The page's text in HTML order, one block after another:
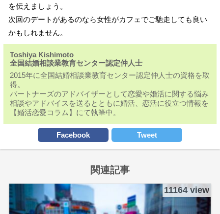
を伝えましょう。
次回のデートがあるのなら女性がカフェでご馳走しても良い
かもしれません。
Toshiya Kishimoto
全国結婚相談業教育センター認定仲人士
2015年に全国結婚相談業教育センター認定仲人士の資格を取
得。
パートナーズのアドバイザーとして恋愛や婚活に関する悩み
相談やアドバイスを送るとともに婚活、恋活に役立つ情報を
【婚活恋愛コラム】にて執筆中。
Facebook Tweet
関連記事
11164 view